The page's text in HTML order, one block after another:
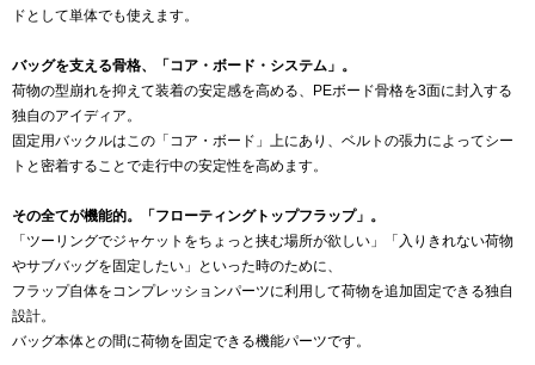
ドとして単体でも使えます。
バッグを支える骨格、「コア・ボード・システム」。
荷物の型崩れを抑えて装着の安定感を高める、PEボード骨格を3面に封入する
独自のアイディア。
固定用バックルはこの「コア・ボード」上にあり、ベルトの張力によってシー
トと密着することで走行中の安定性を高めます。
その全てが機能的。「フローティングトップフラップ」。
「ツーリングでジャケットをちょっと挟む場所が欲しい」「入りきれない荷物
やサブバッグを固定したい」といった時のために、
フラップ自体をコンプレッションパーツに利用して荷物を追加固定できる独自
設計。
バッグ本体との間に荷物を固定できる機能パーツです。